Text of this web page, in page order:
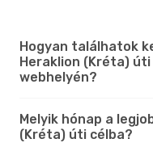
Hogyan találhatok
Heraklion (Kréta)
webhelyén?
Melyik hónap a
(Kréta) úti célba?